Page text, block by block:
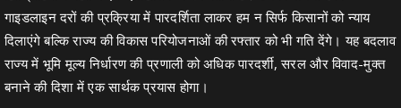
गाइडलाइन दरों की प्रक्रिया में पारदर्शिता लाकर हम न सिर्फ किसानों को न्याय
दिलाएंगे बल्कि राज्य की विकास परियोजनाओं की रफ्तार को भी गति देंगे। यह बदलाव
राज्य में भूमि मूल्य निर्धारण की प्रणाली को अधिक पारदर्शी, सरल और विवाद-मुक्त
बनाने की दिशा में एक सार्थक प्रयास होगा।